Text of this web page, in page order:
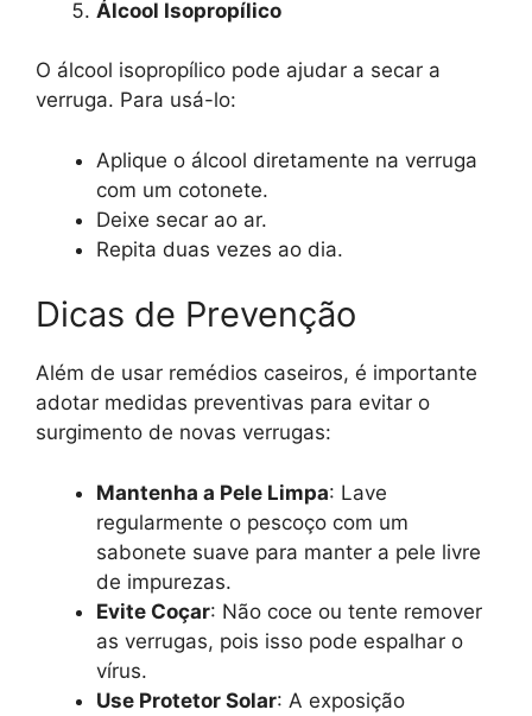
Álcool Isopropílico
O álcool isopropílico pode ajudar a secar a
verruga. Para usá-lo:
Aplique o álcool diretamente na verruga
com um cotonete.
Deixe secar ao ar.
Repita duas vezes ao dia.
Dicas de Prevenção
Além de usar remédios caseiros, é importante
adotar medidas preventivas para evitar o
surgimento de novas verrugas:
Mantenha a Pele Limpa: Lave
regularmente o pescoço com um
sabonete suave para manter a pele livre
de impurezas.
Evite Coçar: Não coce ou tente remover
as verrugas, pois isso pode espalhar o
vírus.
Use Protetor Solar: A exposição